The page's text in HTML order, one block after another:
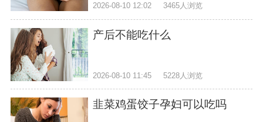
2026-08-10 12:02 3465人浏览
产后不能吃什么
2026-08-10 11:45 5228人浏览
韭菜鸡蛋饺子孕妇可以吃吗